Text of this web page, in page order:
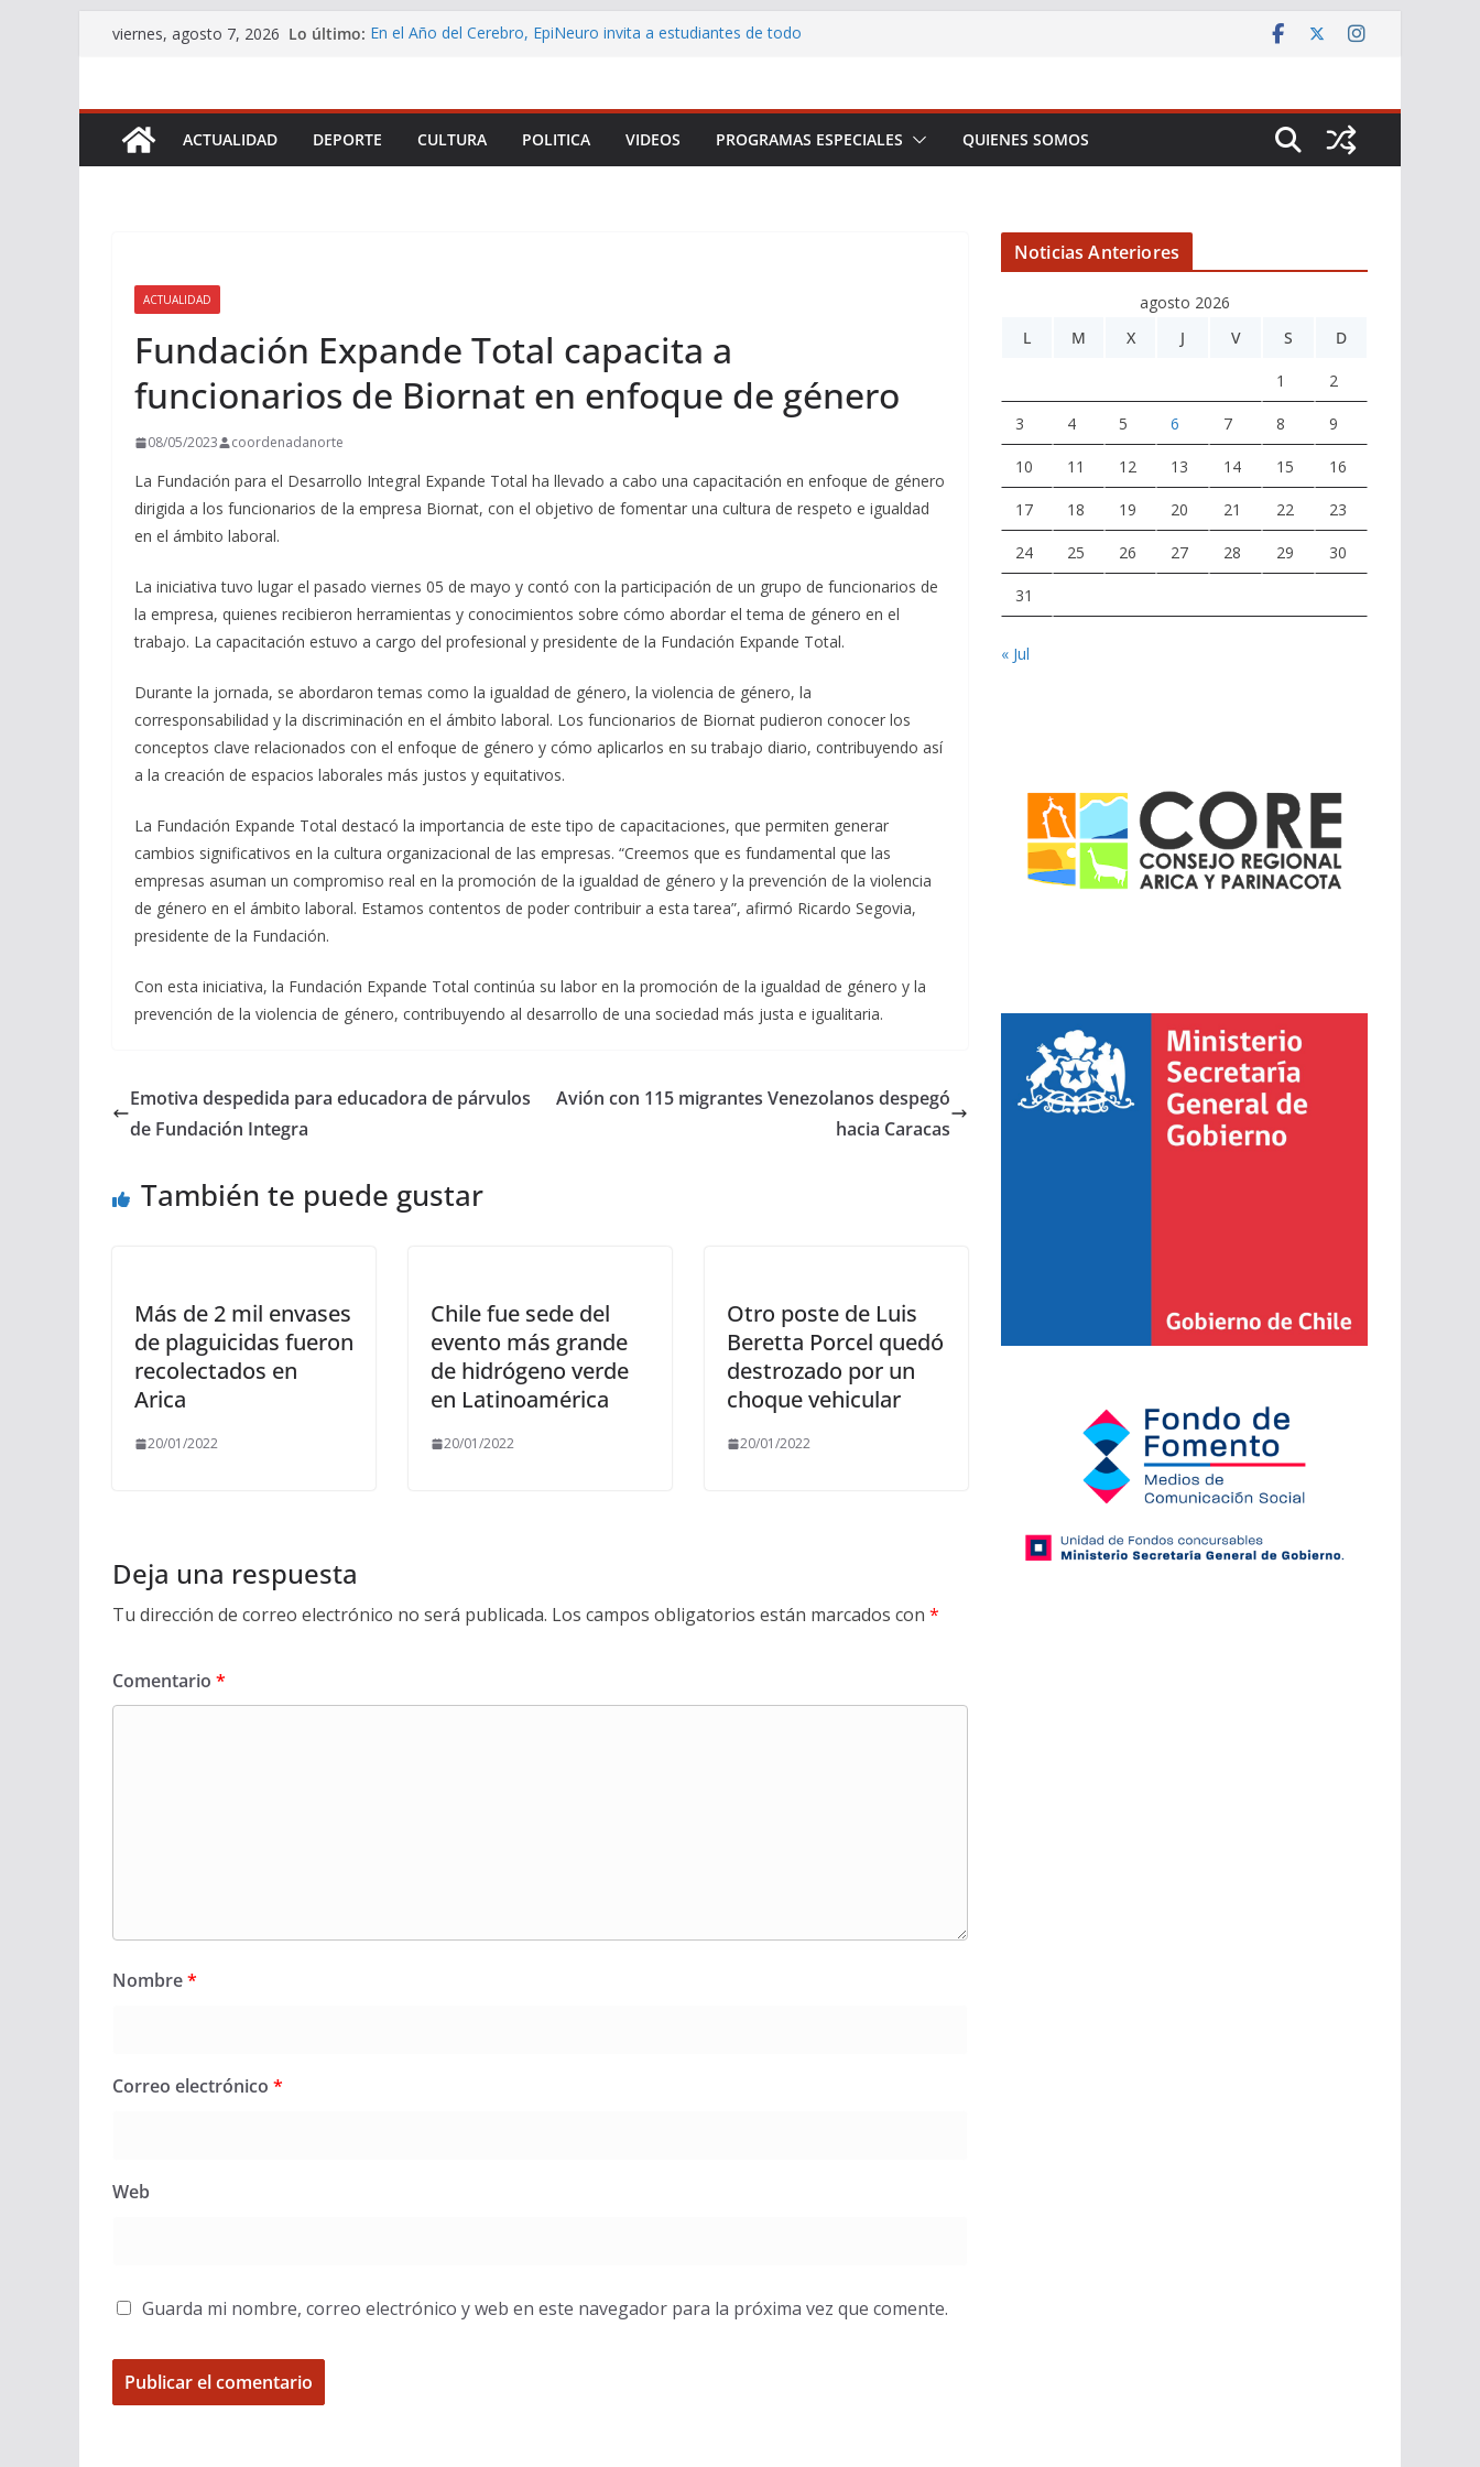
Saltarviernes, agosto 7, 2026 Lo último: En el Año del Cerebro, EpiNeuro invita a estudiantes de todo
Servicio de Salud Arica y Parinacota realizó feria para
promover los beneficios de la lactancia materna
ACTUALIDAD DEPORTE CULTURA POLITICA VIDEOS PROGRAMAS ESPECIALES QUIENES SOMOS
ACTUALIDAD
Fundación Expande Total capacita a
funcionarios de Biornat en enfoque de género
08/05/2023 coordenadanorte
La Fundación para el Desarrollo Integral Expande Total ha llevado a cabo una capacitación en enfoque de género
dirigida a los funcionarios de la empresa Biornat, con el objetivo de fomentar una cultura de respeto e igualdad
en el ámbito laboral.
La iniciativa tuvo lugar el pasado viernes 05 de mayo y contó con la participación de un grupo de funcionarios de
la empresa, quienes recibieron herramientas y conocimientos sobre cómo abordar el tema de género en el
trabajo. La capacitación estuvo a cargo del profesional y presidente de la Fundación Expande Total.
Durante la jornada, se abordaron temas como la igualdad de género, la violencia de género, la
corresponsabilidad y la discriminación en el ámbito laboral. Los funcionarios de Biornat pudieron conocer los
conceptos clave relacionados con el enfoque de género y cómo aplicarlos en su trabajo diario, contribuyendo así
a la creación de espacios laborales más justos y equitativos.
La Fundación Expande Total destacó la importancia de este tipo de capacitaciones, que permiten generar
cambios significativos en la cultura organizacional de las empresas. “Creemos que es fundamental que las
empresas asuman un compromiso real en la promoción de la igualdad de género y la prevención de la violencia
de género en el ámbito laboral. Estamos contentos de poder contribuir a esta tarea”, afirmó Ricardo Segovia,
presidente de la Fundación.
Con esta iniciativa, la Fundación Expande Total continúa su labor en la promoción de la igualdad de género y la
prevención de la violencia de género, contribuyendo al desarrollo de una sociedad más justa e igualitaria.
Emotiva despedida para educadora de párvulos
de Fundación Integra
Avión con 115 migrantes Venezolanos despegó
hacia Caracas
También te puede gustar
Más de 2 mil envases
de plaguicidas fueron
recolectados en
Arica
20/01/2022
Chile fue sede del
evento más grande
de hidrógeno verde
en Latinoamérica
20/01/2022
Otro poste de Luis
Beretta Porcel quedó
destrozado por un
choque vehicular
20/01/2022
Deja una respuesta
Tu dirección de correo electrónico no será publicada. Los campos obligatorios están marcados con *
Comentario *
Nombre*
Correo electrónico *
Web
Guarda mi nombre, correo electrónico y web en este navegador para la próxima vez que comente.
Noticias Anteriores
agosto 2026
L
M X J V S D
1 2
3 4 5 6 7 8 9
10 11 12 13 14 15 16
17 18 19 20 21 22 23
24 25 26 27 28 29 30
31
« Jul